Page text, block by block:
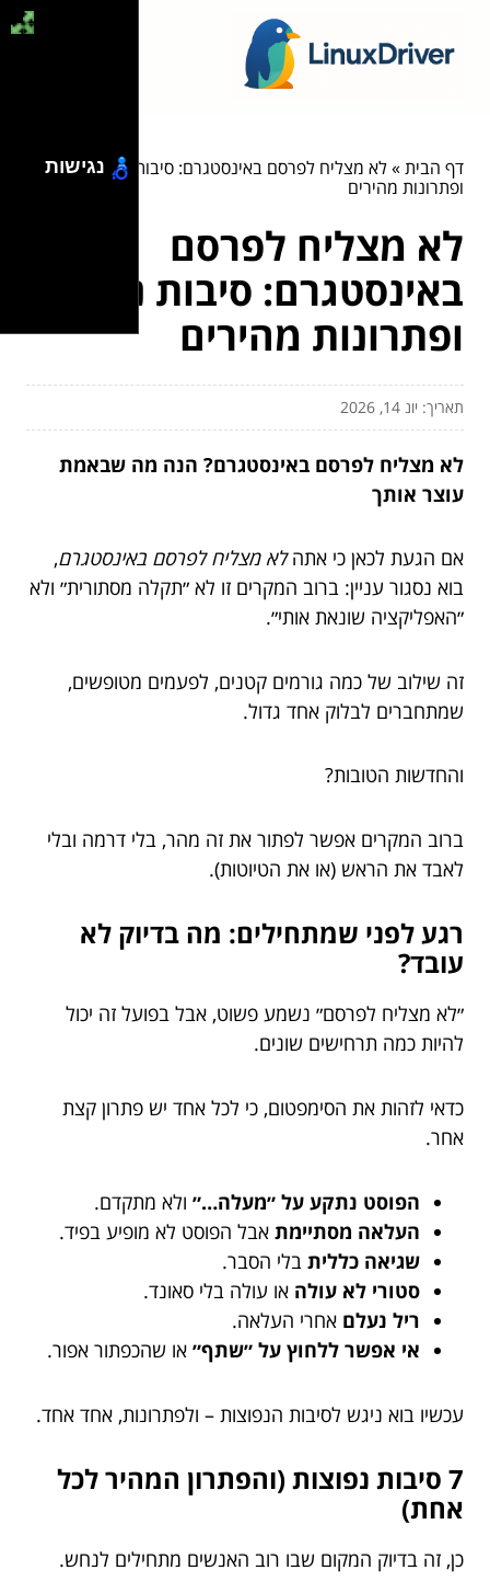
דף הבית»לא מצליח לפרסם באינסטגרם: סיבות נפוצות
ופתרונות מהירים
לא מצליח לפרסם
באינסטגרם: סיבות נפוצות
ופתרונות מהירים
תאריך: יונ 14, 2026
לא מצליח לפרסם באינסטגרם? הנה מה שבאמת
עוצר אותך
אם הגעת לכאן כי אתהלא מצליח לפרסם באינסטגרם,
בוא נסגור עניין: ברוב המקרים זו לא ״תקלה מסתורית״ ולא
״האפליקציה שונאת אותי״.
זה שילוב של כמה גורמים קטנים, לפעמים מטופשים,
שמתחברים לבלוק אחד גדול.
והחדשות הטובות?
ברוב המקרים אפשר לפתור את זה מהר, בלי דרמה ובלי
לאבד את הראש (או את הטיוטות).
רגע לפני שמתחילים: מה בדיוק לא
עובד?
״לא מצליח לפרסם״ נשמע פשוט, אבל בפועל זה יכול
להיות כמה תרחישים שונים.
כדאי לזהות את הסימפטום, כי לכל אחד יש פתרון קצת
אחר.
הפוסט נתקע על ״מעלה…״ ולא מתקדם.
העלאה מסתיימת אבל הפוסט לא מופיע בפיד.
שגיאה כללית בלי הסבר.
סטורי לא עולה או עולה בלי סאונד.
ריל נעלם אחרי העלאה.
אי אפשר ללחוץ על ״שתף״ או שהכפתור אפור.
עכשיו בוא ניגש לסיבות הנפוצות – ולפתרונות, אחד אחד.
7 סיבות נפוצות (והפתרון המהיר לכל
אחת)
כן, זה בדיוק המקום שבו רוב האנשים מתחילים לנחש.
נגישות